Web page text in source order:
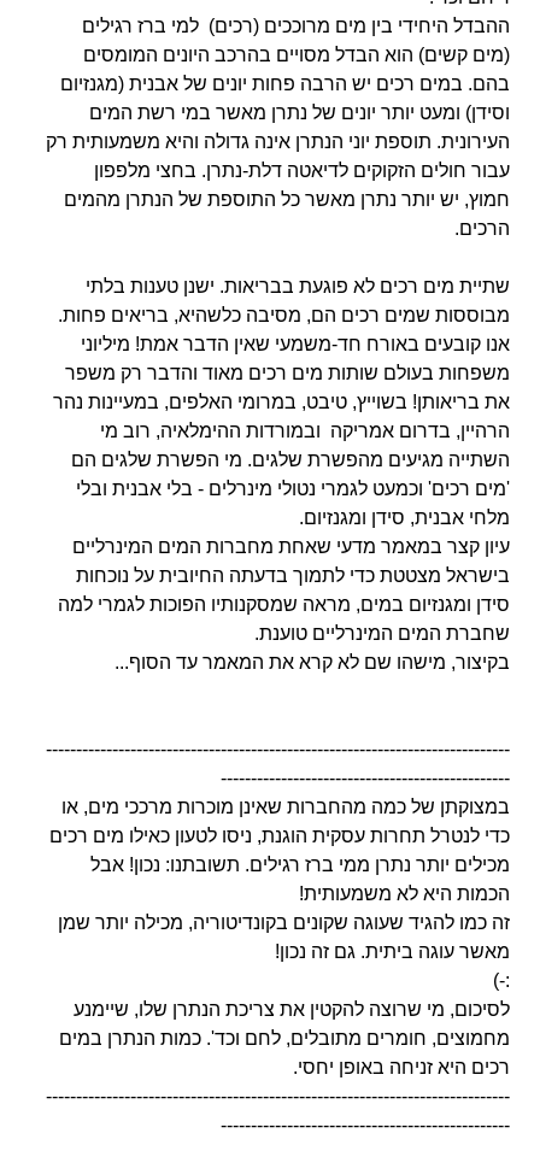
ההבדל היחידי בין מים מרוככים (רכים) למי ברז רגילים
(מים קשים) הוא הבדל מסויים בהרכב היונים המומסים
בהם. במים רכים יש הרבה פחות יונים של אבנית (מגנזיום
וסידן) ומעט יותר יונים של נתרן מאשר במי רשת המים
העירונית. תוספת יוני הנתרן אינה גדולה והיא משמעותית רק
עבור חולים הזקוקים לדיאטה דלת-נתרן. בחצי מלפפון
חמוץ, יש יותר נתרן מאשר כל התוספת של הנתרן מהמים
הרכים.
שתיית מים רכים לא פוגעת בבריאות. ישנן טענות בלתי
מבוססות שמים רכים הם, מסיבה כלשהיא, בריאים פחות.
אנו קובעים באורח חד-משמעי שאין הדבר אמת! מיליוני
משפחות בעולם שותות מים רכים מאוד והדבר רק משפר
את בריאותן! בשוייץ, טיבט, במרומי האלפים, במעיינות נהר
הרהיין, בדרום אמריקה ובמורדות ההימלאיה, רוב מי
השתייה מגיעים מהפשרת שלגים. מי הפשרת שלגים הם
'מים רכים' וכמעט לגמרי נטולי מינרלים - בלי אבנית ובלי
מלחי אבנית, סידן ומגנזיום.
עיון קצר במאמר מדעי שאחת מחברות המים המינרליים
בישראל מצטטת כדי לתמוך בדעתה החיובית על נוכחות
סידן ומגנזיום במים, מראה שמסקנותיו הפוכות לגמרי למה
שחברת המים המינרליים טוענת.
בקיצור, מישהו שם לא קרא את המאמר עד הסוף...
-----------------------------------------------------------------------------
------------------------------------------------
במצוקתן של כמה מהחברות שאינן מוכרות מרככי מים, או
כדי לנטרל תחרות עסקית הוגנת, ניסו לטעון כאילו מים רכים
מכילים יותר נתרן ממי ברז רגילים. תשובתנו: נכון! אבל
הכמות היא לא משמעותית!
זה כמו להגיד שעוגה שקונים בקונדיטוריה, מכילה יותר שמן
מאשר עוגה ביתית. גם זה נכון!
:-)
לסיכום, מי שרוצה להקטין את צריכת הנתרן שלו, שיימנע
מחמוצים, חומרים מתובלים, לחם וכד'. כמות הנתרן במים
רכים היא זניחה באופן יחסי.
-----------------------------------------------------------------------------
------------------------------------------------